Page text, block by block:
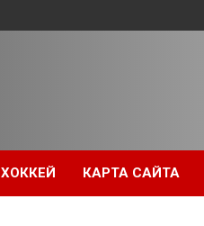
ХОККЕЙ КАРТА САЙТА